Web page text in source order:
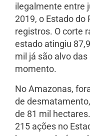
ilegalmente entre
2019, o Estado do
registros. O corte
estado atingiu
mil já são alvo
momento.
No Amazonas,
de
de 81 mil
215 ações no